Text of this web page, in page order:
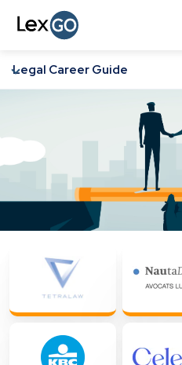
Legal Career Guide